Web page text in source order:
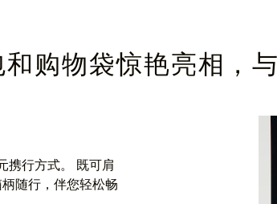
购物袋惊艳亮相，
携行方式。 既可肩
随行，伴您轻松畅